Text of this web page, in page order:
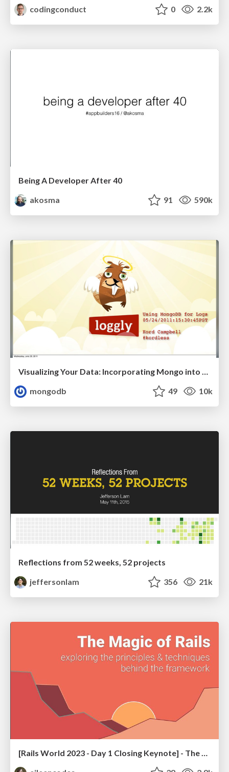
codingconduct
0 2.2k
Being A Developer After 40
akosma
91 590k
mongodb
49 10k
Reflections from 52 weeks, 52 projects
jeffersonlam
356 21k
[Rails World 2023 - Day 1 Closing Keynote] - The Magic of Rails